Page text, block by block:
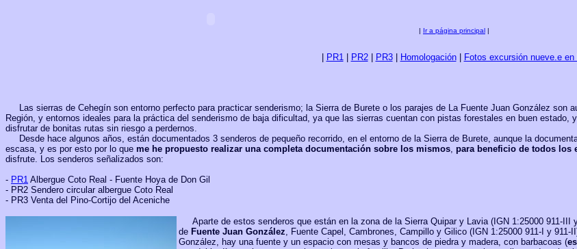
| Ir a página principal |
PR1| PR2| PR3| Homologación| Fotos excursión nueve.e en
Las sierras de Cehegín son entorno perfecto para practicar senderismo; la Sierra de Burete o los parajes de La Fuente Juan González son
Región, y entornos ideales para la práctica del senderismo de baja dificultad, ya que las sierras cuentan con pistas forestales en buen estado,
disfrutar de bonitas rutas sin riesgo a perdernos.
Desde hace algunos años, están documentados 3 senderos de pequeño recorrido, en el entorno de la Sierra de Burete, aunque la
escasa, y es por esto por lo que me he propuesto realizar una completa documentación sobre los mismos, para beneficio de todos los
disfrute. Los senderos señalizados son:
- PR1 Albergue Coto Real - Fuente Hoya de Don Gil
- PR2 Sendero circular albergue Coto Real
- PR3 Venta del Pino-Cortijo del Aceniche
Aparte de estos senderos que están en la zona de la Sierra Quipar y Lavia (IGN 1:25000 911-III
de Fuente Juan González, Fuente Capel, Cambrones, Campillo y Gilico (IGN 1:25000 911-I y 911-
González, hay una fuente y un espacio con mesas y bancos de piedra y madera, con barbacoas (